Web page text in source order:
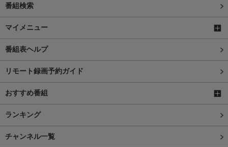
番組検索
マイメニュー
番組表ヘルプ
リモート録画予約ガイド
おすすめ番組
ランキング
チャンネル一覧